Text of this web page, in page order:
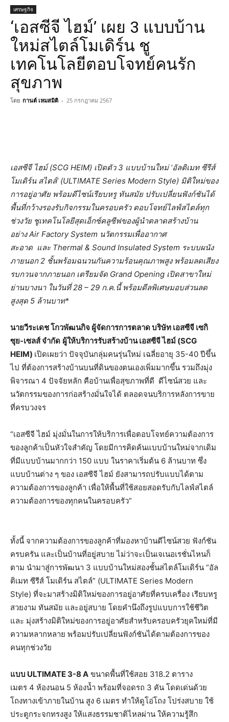
เศรษฐกิจ
‘เอสซีจี ไฮม์’ เผย 3 แบบบ้าน
ใหม่สไตล์โมเดิร์น ชู
เทคโนโลยีตอบโจทย์คนรัก
สุขภาพ
โดย กานต์ เหมสมิติ - 25 กรกฎาคม 2567
เอสซีจี ไฮม์ (SCG HEIM) เปิดตัว 3 แบบบ้านใหม่‘อัลติเมท ซีรีส์
โมเดิร์น สไตล์’ (ULTIMATE Series Modern Style) มิติใหม่ของ
การอยู่อาศัย พร้อมดีไซน์เรียบหรู ทันสมัย ปรับเปลี่ยนฟังก์ชันได้
พื้นที่กว้างรองรับกิจกรรมในครอบครัว ตอบโจทย์ไลฟ์สไตล์ทุก
ช่วงวัย ชูเทคโนโลยีสุดเอ็กซ์คลูซีฟของผู้นำตลาดสร้างบ้าน
อย่างAir Factory System นวัตกรรมเพื่ออากาศ
สะอาด และ Thermal & Sound Insulated System ระบบผนัง
ภายนอก2 ชั้นพร้อมฉนวนกันความร้อนคุณภาพสูง พร้อมลดเสียง
รบกวนจากภายนอก เตรียมจัด Grand Opening เปิดสาขาใหม่
ย่านบางนา ในวันที่28 – 29 ก.ค.นี้ พร้อมดีลพิเศษมอบส่วนลด
สูงสุด 5 ล้านบาท*
นายวีระเดช โกวพัฒนกิจ ผู้จัดการการตลาด บริษัท เอสซีจี เซกิ
ซุย-เซลส์ จำกัด ผู้ให้บริการรับสร้างบ้าน เอสซีจี ไฮม์ (SCG
HEIM) เปิดเผยว่า ปัจจุบันกลุ่มคนรุ่นใหม่ เฉลี่ยอายุ 35-40 ปีขึ้น
ไป ที่ต้องการสร้างบ้านบนที่ดินของตนเองเพิ่มมากขึ้น รวมถึงมุ่ง
พิจารณา 4 ปัจจัยหลัก คือบ้านเพื่อสุขภาพที่ดี ดีไซน์สวย และ
นวัตกรรมของการก่อสร้างมั่นใจได้ ตลอดจนบริการหลังการขาย
ที่ครบวงจร
“เอสซีจี ไฮม์ มุ่งมั่นในการให้บริการเพื่อตอบโจทย์ความต้องการ
ของลูกค้าเป็นหัวใจสำคัญ โดยมีการคิดค้นแบบบ้านใหม่จากเดิม
ที่มีแบบบ้านมากกว่า 150 แบบ ในราคาเริ่มต้น 6 ล้านบาท ซึ่ง
แบบบ้านต่าง ๆ ของ เอสซีจี ไฮม์ ยังสามารถปรับแบบได้ตาม
ความต้องการของลูกค้า เพื่อให้พื้นที่ใช้สอยสอดรับกับไลฟ์สไตล์
ความต้องการของทุกคนในครอบครัว”
ทั้งนี้ จากความต้องการของลูกค้าที่มองหาบ้านดีไซน์สวย ฟังก์ชัน
ครบครัน และเป็นบ้านที่อยู่สบาย ไม่ว่าจะเป็นเจเนอเรชั่นไหนก็
ตาม นำมาสู่การพัฒนา 3 แบบบ้านใหม่สองชั้นสไตล์โมเดิร์น “อัล
ติเมท ซีรีส์ โมเดิร์น สไตล์” (ULTIMATE Series Modern
Style) ที่จะมาสร้างมิติใหม่ของการอยู่อาศัยที่ครบเครื่อง เรียบหรู
สวยงาม ทันสมัย และอยู่สบาย โดยคำนึงถึงรูปแบบการใช้ชีวิต
และ มุ่งสร้างมิติใหม่ของการอยู่อาศัยสำหรับครอบครัวยุคใหม่ที่มี
ความหลากหลาย พร้อมปรับเปลี่ยนฟังก์ชันได้ตามต้องการของ
คนทุกช่วงวัย
แบบ ULTIMATE 3-8 A ขนาดพื้นที่ใช้สอย 318.2 ตาราง
เมตร 4 ห้องนอน 5 ห้องน้ำ พร้อมที่จอดรถ 3 คัน โดดเด่นด้วย
โถงทางเข้าภายในบ้าน สูง 6 เมตร ทำให้ดูโอ่โถง โปร่งสบาย ใช้
ประตูกระจกทรงสูง ให้แสงธรรมชาติไหลผ่าน ให้ความรู้สึก